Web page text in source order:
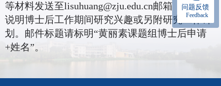
等材料发送至lisuhuang@zju.edu.cn邮箱，邮件中
说明博士后工作期间研究兴趣或另附研究工作计
划。邮件标题请标明“黄丽素课题组博士后申请
+姓名”。
问题反馈
Feedback